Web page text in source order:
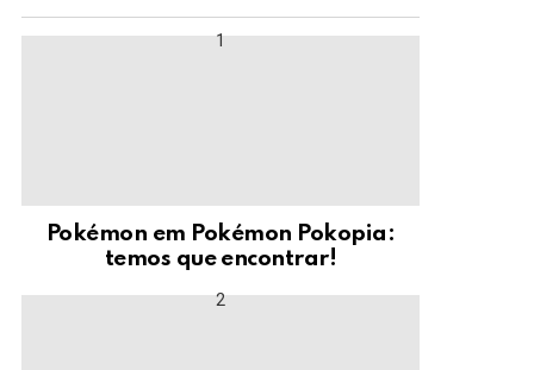
Pokémon em Pokémon Pokopia:
temos que encontrar!